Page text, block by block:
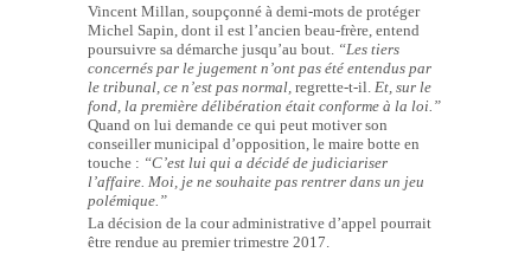
Vincent Millan, soupçonné à demi-mots de protéger
Michel Sapin, dont il est l’ancien beau-frère, entend
poursuivre sa démarche jusqu’au bout. “Les tiers
concernés par le jugement n’ont pas été entendus par
le tribunal, ce n’est pas normal, regrette-t-il. Et, sur le
fond, la première délibération était conforme à la loi.”
Quand on lui demande ce qui peut motiver son
conseiller municipal d’opposition, le maire botte en
touche : “C’est lui qui a décidé de judiciariser
l’affaire. Moi, je ne souhaite pas rentrer dans un jeu
polémique.”
La décision de la cour administrative d’appel pourrait
être rendue au premier trimestre 2017.